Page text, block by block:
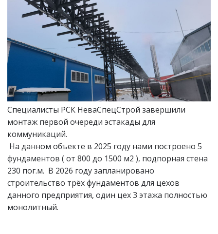
Специалисты РСК НеваСпецСтрой завершили
монтаж первой очереди эстакады для
коммуникаций.
На данном объекте в 2025 году нами построено 5
фундаментов ( от 800 до 1500 м2 ), подпорная стена
230 пог.м. В 2026 году запланировано
строительство трёх фундаментов для цехов
данного предприятия, один цех 3 этажа полностью
монолитный.